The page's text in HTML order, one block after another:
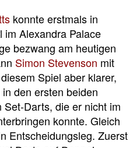
konnte erstmals in
im Alexandra Palace
bezwang am heutigen
Simon Stevenson mit
Spiel aber klarer,
den ersten beiden
Darts, die er nicht im
konnte. Gleich
Entscheidungsleg. Zuerst